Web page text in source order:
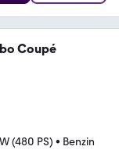
Coupé
(480 PS) • Benzin